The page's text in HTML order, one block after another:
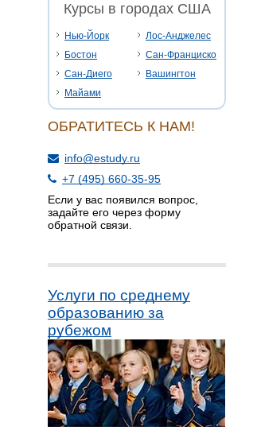
Курсы в городах США
Нью-Йорк
Лос-Анджелес
Бостон
Сан-Франциско
Сан-Диего
Вашингтон
Майами
ОБРАТИТЕСЬ К НАМ!
info@estudy.ru
+7 (495) 660-35-95
Если у вас появился вопрос,
задайте его через форму
обратной связи.
Услуги по среднему
образованию за
рубежом